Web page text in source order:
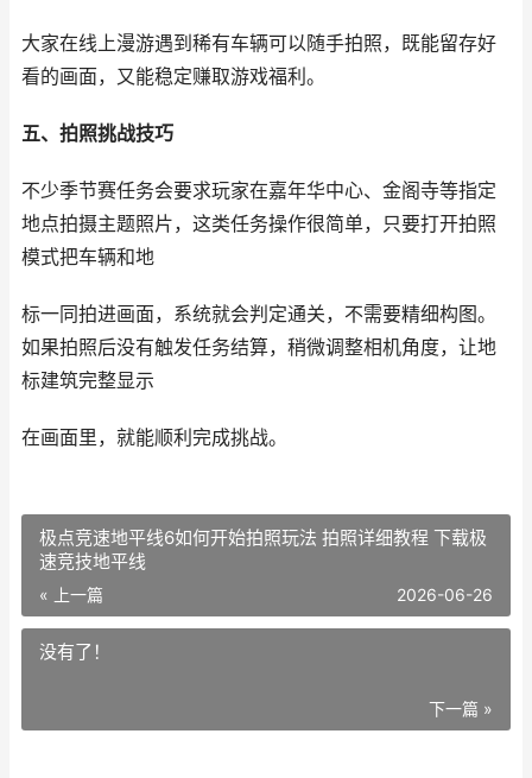
大家在线上漫游遇到稀有车辆可以随手拍照，既能留存好
看的画面，又能稳定赚取游戏福利。
五、拍照挑战技巧
不少季节赛任务会要求玩家在嘉年华中心、金阁寺等指定
地点拍摄主题照片，这类任务操作很简单，只要打开拍照
模式把车辆和地
标一同拍进画面，系统就会判定通关，不需要精细构图。
如果拍照后没有触发任务结算，稍微调整相机角度，让地
标建筑完整显示
在画面里，就能顺利完成挑战。
极点竞速地平线6如何开始拍照玩法 拍照详细教程 下载极
速竞技地平线
« 上一篇 2026-06-26
没有了！
下一篇 »